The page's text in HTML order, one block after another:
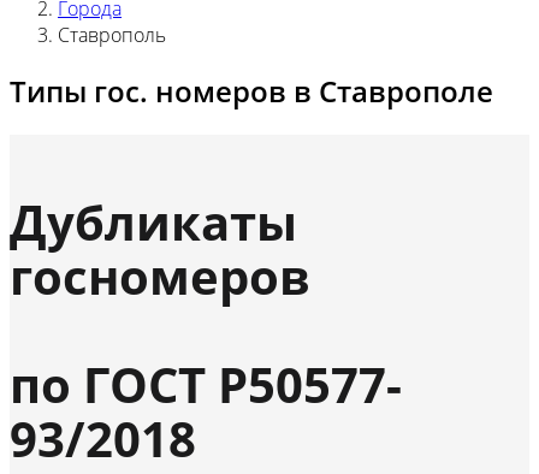
Города
Ставрополь
Типы гос. номеров в Ставрополе
Дубликаты
госномеров
по ГОСТ Р50577-
93/2018